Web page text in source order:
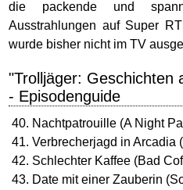
die packende und
Ausstrahlungen auf Super
wurde bisher nicht im TV
"Trolljäger: Geschichten
- Episodenguide
Nachtpatrouille (A Night
Verbrecherjagd in Arcadia
Schlechter Kaffee (Bad
Date mit einer Zauberin